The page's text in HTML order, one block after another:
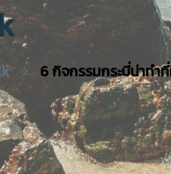
6 กิจกรรมกระบี่น่าทำ